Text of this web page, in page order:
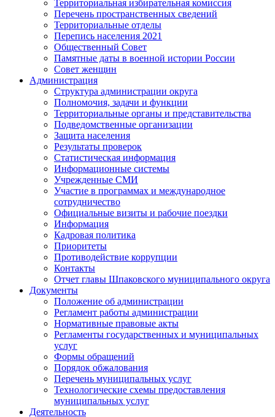
Территориальная избирательная комиссия
Перечень пространственных сведений
Территориальные отделы
Перепись населения 2021
Общественный Совет
Памятные даты в военной истории России
Совет женщин
Администрация
Структура администрации округа
Полномочия, задачи и функции
Территориальные органы и представительства
Подведомственные организации
Защита населения
Результаты проверок
Статистическая информация
Информационные системы
Учрежденные СМИ
Участие в программах и международное
сотрудничество
Официальные визиты и рабочие поездки
Информация
Кадровая политика
Приоритеты
Противодействие коррупции
Контакты
Отчет главы Шпаковского муниципального округа
Документы
Положение об администрации
Регламент работы администрации
Нормативные правовые акты
Регламенты государственных и муниципальных
услуг
Формы обращений
Порядок обжалования
Перечень муниципальных услуг
Технологические схемы предоставления
муниципальных услуг
Деятельность